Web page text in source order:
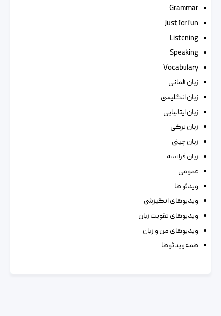
Grammar
Just for fun
Listening
Speaking
Vocabulary
زبان آلمانی
زبان انگلیسی
زبان ایتالیایی
زبان ترکی
زبان چینی
زبان فرانسه
عمومی
ویدئو ها
ویدیوهای انگیزشی
ویدیوهای تقویت زبان
ویدیوهای من و زبان
همه ویدئوها